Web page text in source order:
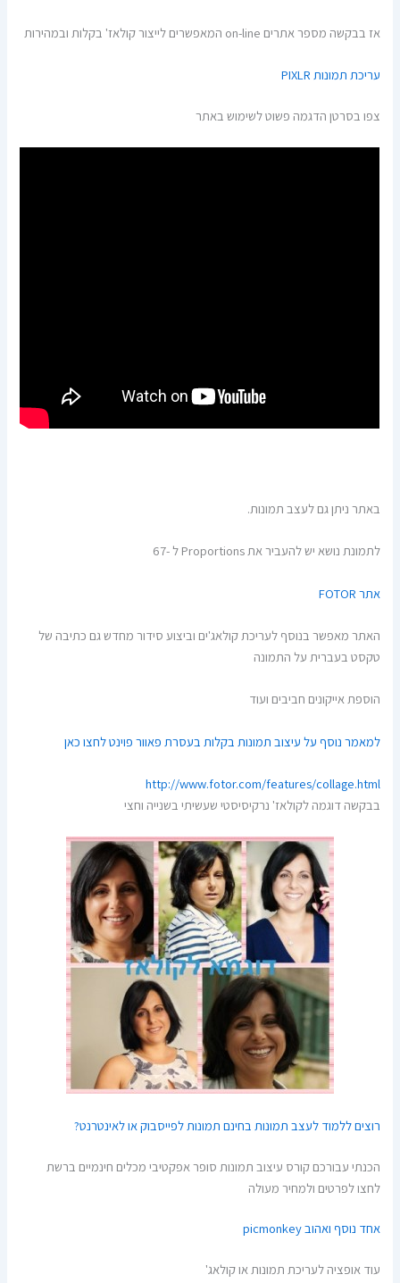
אז בבקשה מספר אתרים on-line המאפשרים לייצור קולאז' בקלות ובמהירות
עריכת תמונות PIXLR
צפו בסרטן הדגמה פשוט לשימוש באתר
באתר ניתן גם לעצב תמונות.
לתמונת נושא יש להעביר את Proportions ל -67
אתר FOTOR
האתר מאפשר בנוסף לעריכת קולאג'ים וביצוע סידור מחדש גם כתיבה של
טקסט בעברית על התמונה
הוספת אייקונים חביבים ועוד
למאמר נוסף על עיצוב תמונות בקלות בעסרת פאוור פוינט לחצו כאן
http://www.fotor.com/features/collage.html
בבקשה דוגמה לקולאז' נרקיסיסטי שעשיתי בשנייה וחצי
רוצים ללמוד לעצב תמונות בחינם תמונות לפייסבוק או לאינטרנט?
הכנתי עבורכם קורס עיצוב תמונות סופר אפקטיבי מכלים חינמיים ברשת
לחצו לפרטים ולמחיר מעולה
אחד נוסף ואהוב picmonkey
עוד אופציה לעריכת תמונות או קולאג'